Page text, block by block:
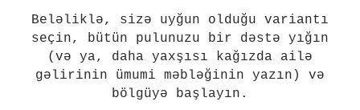
Beləliklə, sizə uyğun olduğu variantı
seçin, bütün pulunuzu bir dəstə yığın
(və ya, daha yaxşısı kağızda ailə
gəlirinin ümumi məbləğinin yazın) və
bölgüyə başlayın.